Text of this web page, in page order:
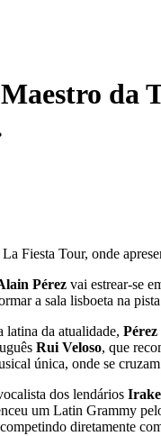
da
Fiesta Tour, onde
Pérez vai estrear-se
a sala lisboeta na
latina da atualidade, Pérez
Rui Veloso, que
única, onde se
dos lendários
um Latin Grammy
diretamente